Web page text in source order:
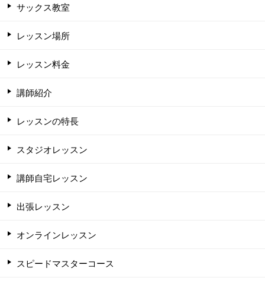
サックス教室
レッスン場所
レッスン料金
講師紹介
レッスンの特長
スタジオレッスン
講師自宅レッスン
出張レッスン
オンラインレッスン
スピードマスターコース